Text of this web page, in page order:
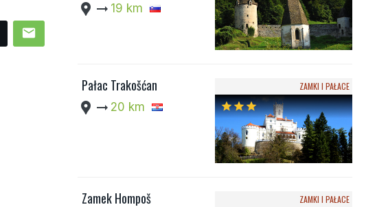
mail
location_pin arrow_right_alt 19 km
Pałac Trakošćan
location_pin arrow_right_alt 20 km
ZAMKI I PAŁACE
starstarstar
Zamek Hompoš ZAMKI I PAŁACE